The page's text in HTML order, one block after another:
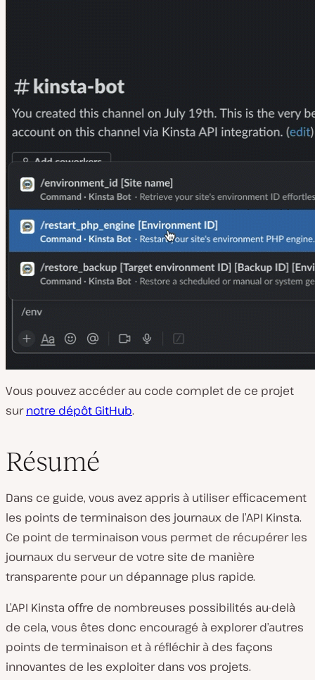
Vous pouvez accéder au code complet de ce projet
surnotre dépôt GitHub.
Résumé
Dans ce guide, vous avez appris à utiliser efficacement
les points de terminaison des journaux de l’API Kinsta.
Ce point de terminaison vous permet de récupérer les
journaux du serveur de votre site de manière
transparente pour un dépannage plus rapide.
L’API Kinsta offre de nombreuses possibilités au-delà
de cela, vous êtes donc encouragé à explorer d’autres
points de terminaison et à réfléchir à des façons
innovantes de les exploiter dans vos projets.